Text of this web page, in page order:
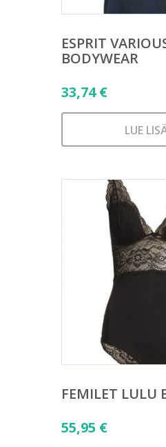
ESPRIT
BODYWEAR
33,74€
LUE
FEMILET LULU
55,95 €